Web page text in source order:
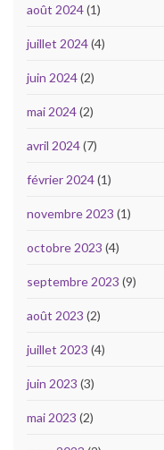
août 2024(1)
juillet 2024(4)
juin 2024(2)
mai 2024(2)
avril 2024(7)
février 2024(1)
novembre 2023 (1)
octobre 2023 (4)
septembre 2023 (9)
août 2023 (2)
juillet 2023 (4)
juin 2023 (3)
mai 2023 (2)